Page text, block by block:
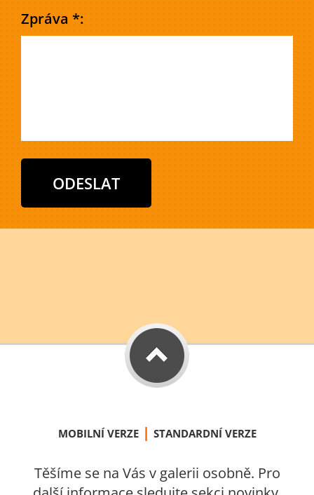
Zpráva *:
MOBILNÍ VERZE | STANDARDNÍ VERZE
Těšíme se na Vás v galerii osobně. Pro